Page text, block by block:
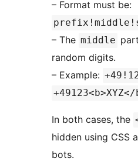
– Format must be:
– The middle
random digits.
– Example:
+49123<b>XYZ</
In both cases, the
hidden using CSS
bots.